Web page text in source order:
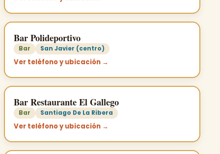
Bar Polideportivo
Bar San Javier (centro)
Ver teléfono y ubicación →
Bar Restaurante El Gallego
Bar Santiago De La Ribera
Ver teléfono y ubicación →